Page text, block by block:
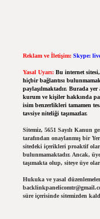
Reklam ve İletişim: Skype:
Yasal Uyarı: Bu internet
hiçbir bağlantısı
paylaşılmaktadır. Burada
kurum ve kişiler hakkında
isim benzerlikleri tamamen
tavsiye niteliği taşımazlar.
Sitemiz, 5651 Sayılı Kanun
tarafından onaylanmış bir
sitedeki içerikleri proaktif
bulunmamaktadır. Ancak,
taşımakta olup, siteye üye
Hukuka ve yasal
süre içerisinde sitemizden